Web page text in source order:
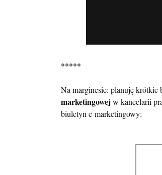
*****
Na marginesie: planuję krótkie
marketingowejw kancelarii
biuletyn e-marketingowy: